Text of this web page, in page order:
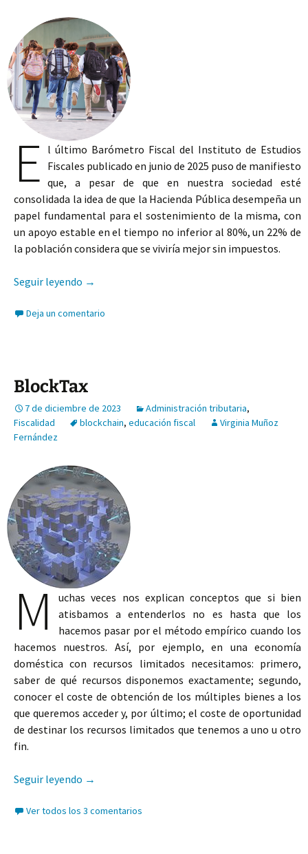
E l último Barómetro Fiscal del Instituto de Estudios
Fiscales publicado en junio de 2025 puso de manifiesto
que, a pesar de que en nuestra sociedad esté
consolidada la idea de que la Hacienda Pública desempeña un
papel fundamental para el sostenimiento de la misma, con
un apoyo estable en el tiempo no inferior al 80%, un 22% de
la población considera que se viviría mejor sin impuestos.
Seguir leyendo Educando en valores: el programa de
→
Deja un comentario
BlockTax
7 de diciembre de 2023 Administración tributaria,
Fiscalidad
blockchain, educación fiscal
Virginia Muñoz
Fernández
M uchas veces nos explican conceptos que si bien
atisbamos a entenderlos no es hasta que los
hacemos pasar por el método empírico cuando los
hacemos nuestros. Así, por ejemplo, en una economía
doméstica con recursos limitados necesitamos: primero,
saber de qué recursos disponemos exactamente; segundo,
conocer el coste de obtención de los múltiples bienes a los
que queremos acceder y, por último; el coste de oportunidad
de destinar los recursos limitados que tenemos a uno u otro
fin.
Seguir leyendo BlockTax
→
Ver todos los 3 comentarios